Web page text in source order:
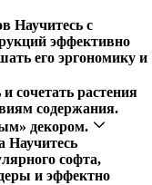
Научитесь с
эффективно
его эргономику и
сочетать растения
содержания.
декором.
Научитесь
софта,
и эффектно